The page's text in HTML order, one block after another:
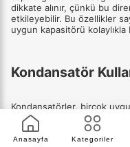
Anasayfa Kategoriler
dikkate alınır, çünkü bu
etkileyebilir. Bu özellikler
uygun kapasitörü kolaylıkla
Kondansatör
Kondansatörler, birçok
ekipmanlardır. Start
kullanılır ve başlangıç
kondansatörler, yüzey